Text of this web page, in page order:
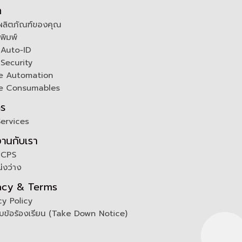
ลิตภัณฑ์ของคุณ
พิมพ์
ID
Automation
Consumables
นกับเรา
ว่าง
& Terms
Policy
ข้อร้องเรียน (Take Down Notice)